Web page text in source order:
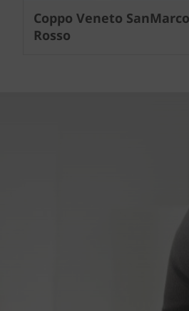
Coppo Veneto SanMarco
Rosso